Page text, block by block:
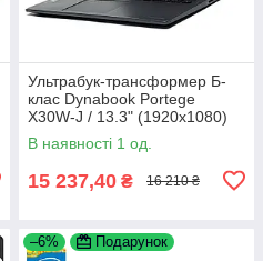
Ультрабук-трансформер Б-
клас Dynabook Portege
X30W-J / 13.3" (1920x1080)
IPS Touch / Intel Core i5-
1135G7 (4 (8) ядра по 2.4 -
В наявності 1 од.
15 237,40 ₴ 16 210 ₴
–6% Подарунок